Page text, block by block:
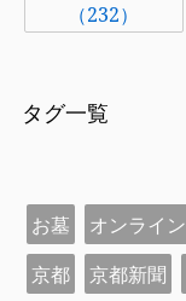
（232）
タグ一覧
お墓 オンライン
京都
京都新聞